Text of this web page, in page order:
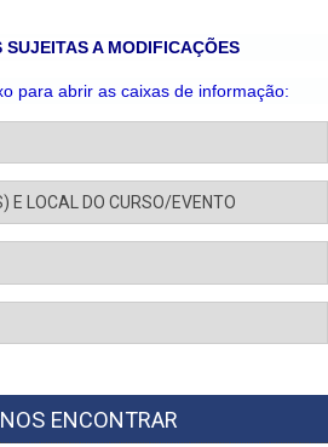
SUJEITAS A MODIFICAÇÕES
para abrir as caixas de informação:
E LOCAL DO CURSO/EVENTO
ENCONTRAR